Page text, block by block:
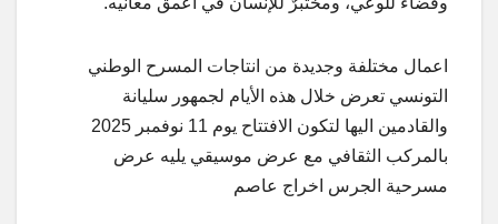
اعمال مختلفة وجديدة من انتاجات المسرح الوطني
التونسي تعرض خلال هذه الأيام لجمهور سليانة
والقادمين اليها لتكون الافتتاح يوم 11 نوفمبر 2025
بالمركب الثقافي مع عرض موسيقي يليه عرض
مسرحية الجرس اخراج عاصم